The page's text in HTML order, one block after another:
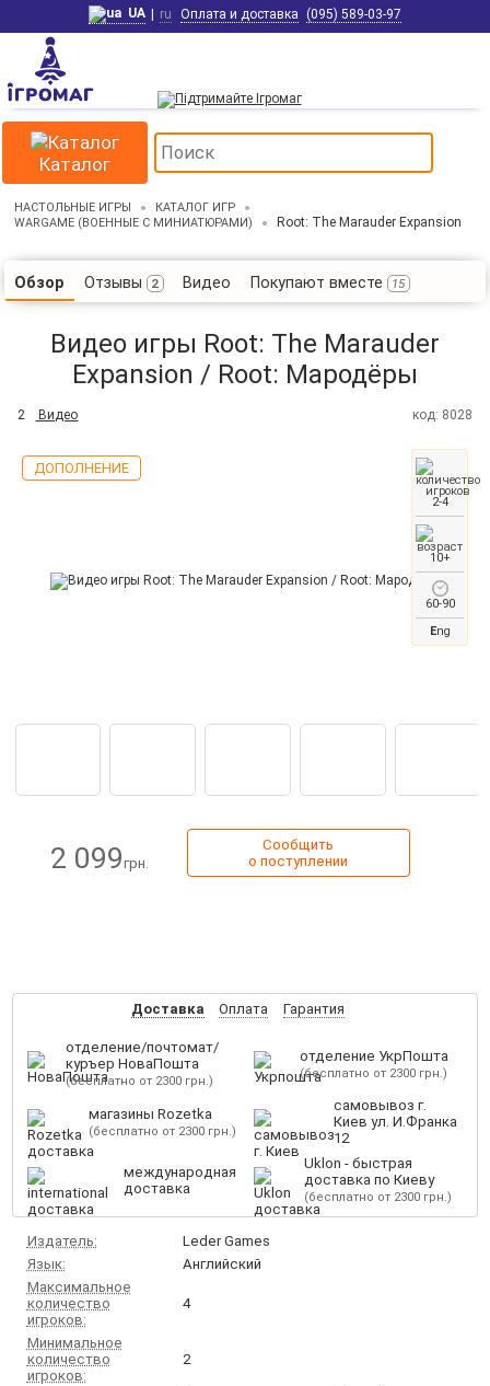
UA | ru Оплата и доставка (095) 589-03-97
Каталог
НАСТОЛЬНЫЕ ИГРЫ
КАТАЛОГ ИГР
WARGAME (ВОЕННЫЕ С МИНИАТЮРАМИ)
Root: The Marauder Expansion
Обзор Отзывы 2 Видео Покупают вместе 15
Видео игры Root: The Marauder
Expansion / Root: Мародёры
2 Видео код: 8028
2-4
10+
60-90
Eng
ДОПОЛНЕНИЕ
2 099грн.
Сообщить
о поступлении
Доставка Оплата Гарантия
отделение/почтомат/
куръер НоваПошта
(бесплатно от 2300 грн.)
отделение УкрПошта
(бесплатно от 2300 грн.)
магазины Rozetka
(бесплатно от 2300 грн.)
самовывоз г.
Киев ул. И.Франка
12
международная
доставка
Uklon - быстрая
доставка по Киеву
(бесплатно от 2300 грн.)
Издатель:
Leder Games
Язык:
Английский
Максимальное
количество
игроков:
4
Минимальное
количество
игроков:
2